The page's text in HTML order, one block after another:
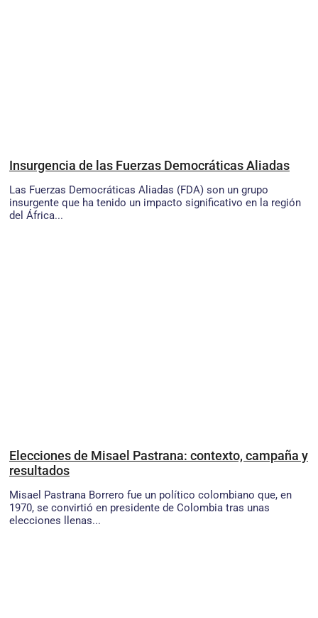
Insurgencia de las Fuerzas Democráticas Aliadas
Las Fuerzas Democráticas Aliadas (FDA) son un grupo
insurgente que ha tenido un impacto significativo en la región
del África...
Elecciones de Misael Pastrana: contexto, campaña y
resultados
Misael Pastrana Borrero fue un político colombiano que, en
1970, se convirtió en presidente de Colombia tras unas
elecciones llenas...